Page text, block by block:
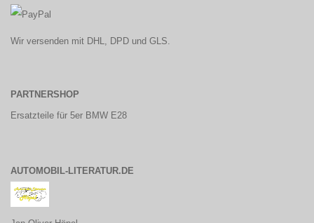
Wir versenden mit DHL, DPD und GLS.
PARTNERSHOP
Ersatzteile für 5er BMW E28
AUTOMOBIL-LITERATUR.DE